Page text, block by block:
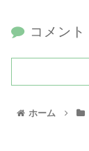
コメント
ホーム